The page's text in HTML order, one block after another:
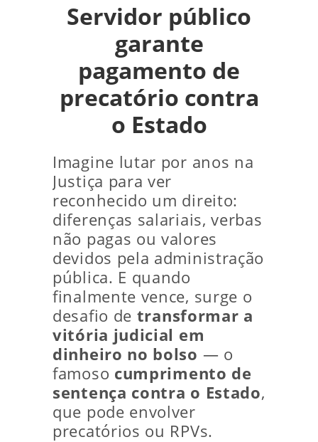
Servidor público
garante
pagamento de
precatório contra
o Estado
Imagine lutar por anos na
Justiça para ver
reconhecido um direito:
diferenças salariais, verbas
não pagas ou valores
devidos pela administração
pública. E quando
finalmente vence, surge o
desafio de transformar a
vitória judicial em
dinheiro no bolso — o
famoso cumprimento de
sentença contra o Estado,
que pode envolver
precatórios ou RPVs.